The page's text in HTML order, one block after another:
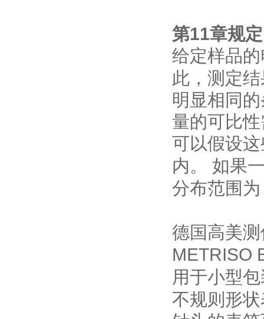
第11章规
给定样品
此，测定
明显相同
量的可比
可以假设
内。
如果
分布范围
德国高美
METRISO
用于小型
不规则形